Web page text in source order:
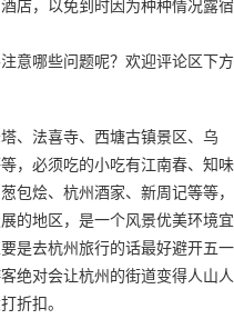
店，以免到时因为种种情况露宿
意哪些问题呢？欢迎评论区下方
、法喜寺、西塘古镇景区、乌
，必须吃的小吃有江南春、知味
包烩、杭州酒家、新周记等等，
的地区，是一个风景优美环境宜
是去杭州旅行的话最好避开五一
绝对会让杭州的街道变得人山人
折扣。